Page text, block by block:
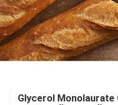
Glycerol